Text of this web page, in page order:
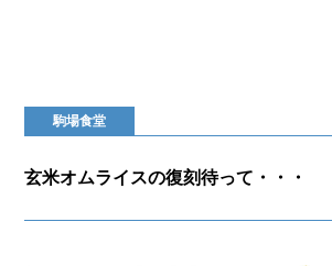
駒場食堂
玄米オムライスの復刻待って・・・